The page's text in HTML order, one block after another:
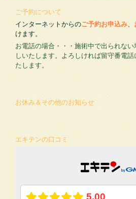
ご予約について
インターネットからのご予約お申込み
けます。
お電話の場合・・・施術中で出られな
しいたします。よろしければ留守番電
たします。
お休み＆その他のお知らせ
エキテンの口コミ